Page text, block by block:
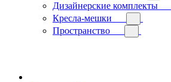
Дизайнерские комплекты
Кресла-мешки
Пространство